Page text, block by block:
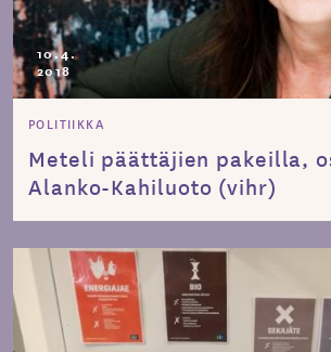
10.4.
2018
POLITIIKKA
Meteli päättäjien pakeilla,
Alanko-Kahiluoto (vihr)